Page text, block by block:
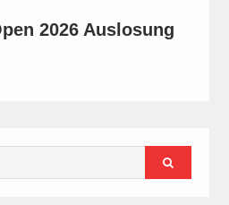
2026 Auslosung